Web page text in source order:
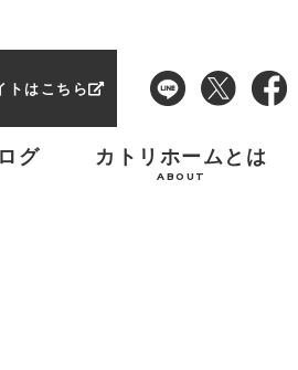
トはこちら
グ カトリホームとは
ABOUT